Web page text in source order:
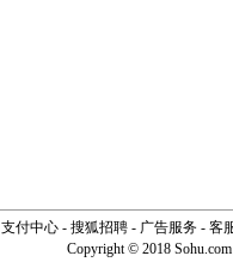
支付中心- 搜狐招聘- 广告服务- 客
Copyright © 2018